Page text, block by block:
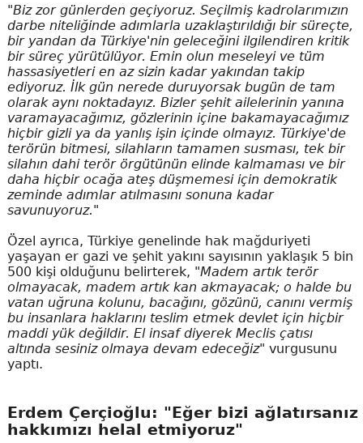
"Biz zor günlerden geçiyoruz. Seçilmiş kadrolarımızın
darbe niteliğinde adımlarla uzaklaştırıldığı bir süreçte,
bir yandan da Türkiye'nin geleceğini ilgilendiren kritik
bir süreç yürütülüyor. Emin olun meseleyi ve tüm
hassasiyetleri en az sizin kadar yakından takip
ediyoruz. İlk gün nerede duruyorsak bugün de tam
olarak aynı noktadayız. Bizler şehit ailelerinin yanına
varamayacağımız, gözlerinin içine bakamayacağımız
hiçbir gizli ya da yanlış işin içinde olmayız. Türkiye'de
terörün bitmesi, silahların tamamen susması, tek bir
silahın dahi terör örgütünün elinde kalmaması ve bir
daha hiçbir ocağa ateş düşmemesi için demokratik
zeminde adımlar atılmasını sonuna kadar
savunuyoruz."
Özel ayrıca, Türkiye genelinde hak mağduriyeti
yaşayan er gazi ve şehit yakını sayısının yaklaşık 5 bin
500 kişi olduğunu belirterek, "Madem artık terör
olmayacak, madem artık kan akmayacak; o halde bu
vatan uğruna kolunu, bacağını, gözünü, canını vermiş
bu insanlara haklarını teslim etmek devlet için hiçbir
maddi yük değildir. El insaf diyerek Meclis çatısı
altında sesiniz olmaya devam edeceğiz" vurgusunu
yaptı.
Erdem Çerçioğlu: "Eğer bizi ağlatırsanız
hakkımızı helal etmiyoruz"